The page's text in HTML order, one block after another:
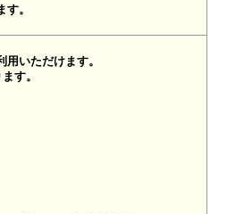
。
いただけます。
す。